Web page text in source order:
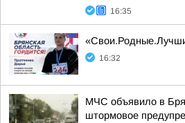
16:35
16:32
МЧС объявило в
штормовое